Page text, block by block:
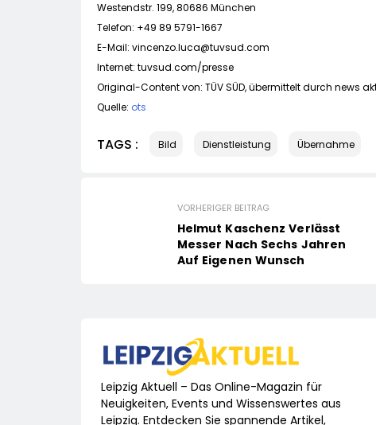
Westendstr. 199, 80686 München
Telefon: +49 89 5791-1667
E-Mail: vincenzo.luca@tuvsud.com
Internet: tuvsud.com/presse
Original-Content von: TÜV SÜD, übermittelt durch news
Quelle: ots
TAGS : Bild Dienstleistung Übernahme
VORHERIGER BEITRAG
Helmut Kaschenz Verlässt
Messer Nach Sechs Jahren
Auf Eigenen Wunsch
Leipzig Aktuell – Das Online-Magazin für
Neuigkeiten, Events und Wissenswertes aus
Leipzig. Entdecken Sie spannende Artikel,